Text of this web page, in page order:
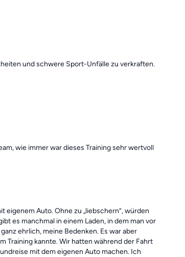
und schwere Sport-Unfälle zu verkraften.
wie immer war dieses Training sehr wertvoll
eigenem Auto. Ohne zu „liebschern“, würden
es manchmal in einem Laden, in dem man vor
ehrlich, meine Bedenken. Es war aber
Training kannte. Wir hatten während der Fahrt
mit dem eigenen Auto machen. Ich